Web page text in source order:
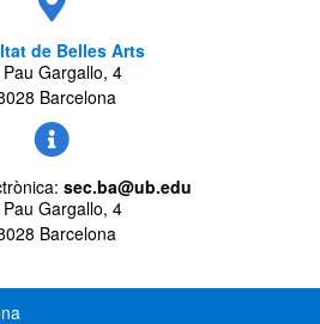
de Belles Arts
Gargallo, 4
Barcelona
sec.ba@ub.edu
Gargallo, 4
Barcelona